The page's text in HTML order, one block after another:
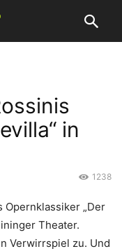
in
1238
Opernklassiker „Der
Theater.
Verwirrspiel zu. Und